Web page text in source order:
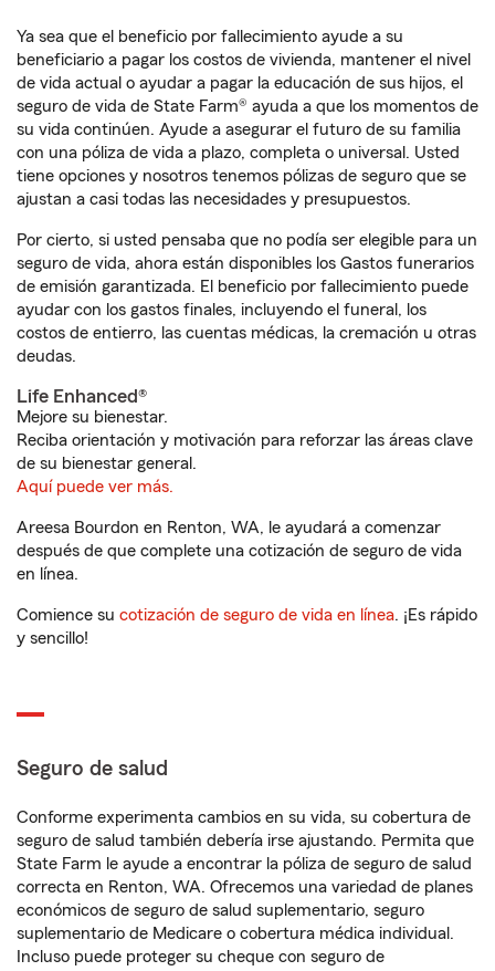
Ya sea que el beneficio por fallecimiento ayude a su
beneficiario a pagar los costos de vivienda, mantener el nivel
de vida actual o ayudar a pagar la educación de sus hijos, el
seguro de vida de State Farm® ayuda a que los momentos de
su vida continúen. Ayude a asegurar el futuro de su familia
con una póliza de vida a plazo, completa o universal. Usted
tiene opciones y nosotros tenemos pólizas de seguro que se
ajustan a casi todas las necesidades y presupuestos.
Por cierto, si usted pensaba que no podía ser elegible para un
seguro de vida, ahora están disponibles los Gastos funerarios
de emisión garantizada. El beneficio por fallecimiento puede
ayudar con los gastos finales, incluyendo el funeral, los
costos de entierro, las cuentas médicas, la cremación u otras
deudas.
Life Enhanced®
Mejore su bienestar.
Reciba orientación y motivación para reforzar las áreas clave
de su bienestar general.
Aquí puede ver más.
Areesa Bourdon en Renton, WA, le ayudará a comenzar
después de que complete una cotización de seguro de vida
en línea.
Comience su cotización de seguro de vida en línea. ¡Es rápido
y sencillo!
Seguro de salud
Conforme experimenta cambios en su vida, su cobertura de
seguro de salud también debería irse ajustando. Permita que
State Farm le ayude a encontrar la póliza de seguro de salud
correcta en Renton, WA. Ofrecemos una variedad de planes
económicos de seguro de salud suplementario, seguro
suplementario de Medicare o cobertura médica individual.
Incluso puede proteger su cheque con seguro de